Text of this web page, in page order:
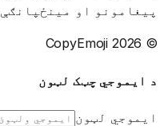
پیغامونو او
© 2026 CopyEmoji
د ایموجي چټک لټون
ایموجي لټون